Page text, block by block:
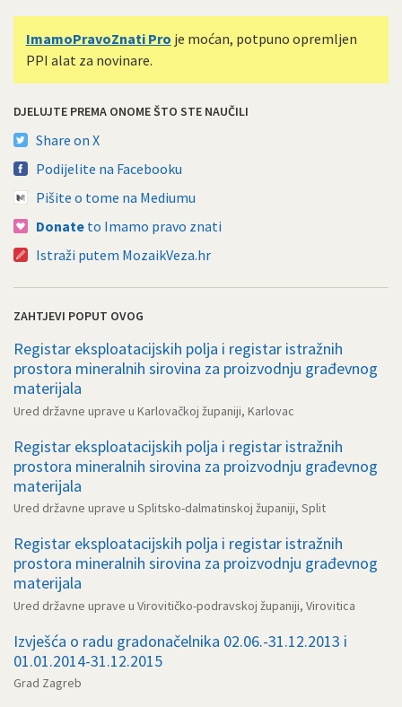
ImamoPravoZnati Pro je moćan, potpuno opremljen
PPI alat za novinare.
DJELUJTE PREMA ONOME ŠTO STE NAUČILI
Share on X
Podijelite na Facebooku
Pišite o tome na Mediumu
Donate to Imamo pravo znati
Istraži putem MozaikVeza.hr
ZAHTJEVI POPUT OVOG
Registar eksploatacijskih polja i registar istražnih
prostora mineralnih sirovina za proizvodnju građevnog
materijala
Ured državne uprave u Karlovačkoj županiji, Karlovac
Registar eksploatacijskih polja i registar istražnih
prostora mineralnih sirovina za proizvodnju građevnog
materijala
Ured državne uprave u Splitsko-dalmatinskoj županiji, Split
Registar eksploatacijskih polja i registar istražnih
prostora mineralnih sirovina za proizvodnju građevnog
materijala
Ured državne uprave u Virovitičko-podravskoj županiji, Virovitica
Izvješća o radu gradonačelnika 02.06.-31.12.2013 i
01.01.2014-31.12.2015
Grad Zagreb